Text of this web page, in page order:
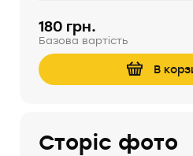
180 грн.
Базова вартість
В
Сторіс фото